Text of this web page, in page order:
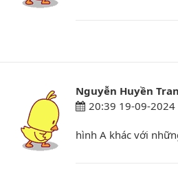
Nguyễn Huyền
20:39 19-09-2024
hình A khác với